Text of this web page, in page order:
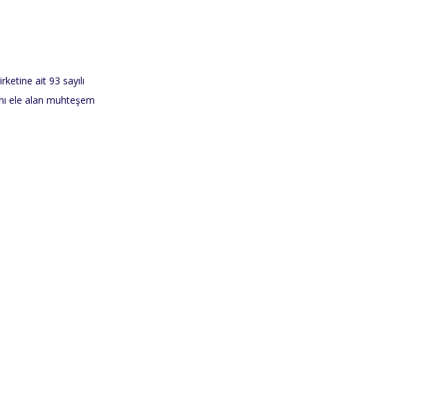
ait 93 sayılı
ele alan muhteşem